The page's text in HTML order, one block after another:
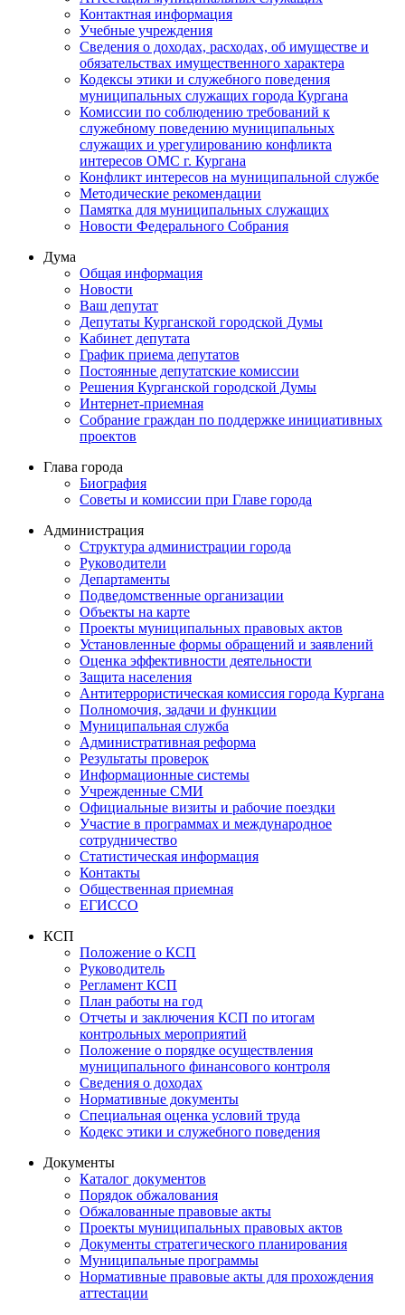
Контактная информация
Учебные учреждения
Сведения о доходах, расходах, об имуществе и
обязательствах имущественного характера
Кодексы этики и служебного поведения
муниципальных служащих города Кургана
Комиссии по соблюдению требований к
служебному поведению муниципальных
служащих и урегулированию конфликта
интересов ОМС г. Кургана
Конфликт интересов на муниципальной службе
Методические рекомендации
Памятка для муниципальных служащих
Новости Федерального Cобрания
Дума
Общая информация
Новости
Ваш депутат
Депутаты Курганской городской Думы
Кабинет депутата
График приема депутатов
Постоянные депутатские комиссии
Решения Курганской городской Думы
Интернет-приемная
Собрание граждан по поддержке инициативных
проектов
Глава города
Биография
Советы и комиссии при Главе города
Администрация
Структура администрации города
Руководители
Департаменты
Подведомственные организации
Объекты на карте
Проекты муниципальных правовых актов
Установленные формы обращений и заявлений
Оценка эффективности деятельности
Защита населения
Антитеррористическая комиссия города Кургана
Полномочия, задачи и функции
Муниципальная служба
Административная реформа
Результаты проверок
Информационные системы
Учрежденные СМИ
Официальные визиты и рабочие поездки
Участие в программах и международное
сотрудничество
Статистическая информация
Контакты
Общественная приемная
ЕГИССО
КСП
Положение о КСП
Руководитель
Регламент КСП
План работы на год
Отчеты и заключения КСП по итогам
контрольных мероприятий
Положение о порядке осуществления
муниципального финансового контроля
Сведения о доходах
Нормативные документы
Специальная оценка условий труда
Кодекс этики и служебного поведения
Документы
Каталог документов
Порядок обжалования
Обжалованные правовые акты
Проекты муниципальных правовых актов
Документы стратегического планирования
Муниципальные программы
Нормативные правовые акты для прохождения
аттестации